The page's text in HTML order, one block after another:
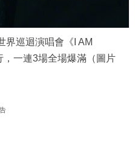
界巡迴演唱會《I AM
一連3場全場爆滿（圖片